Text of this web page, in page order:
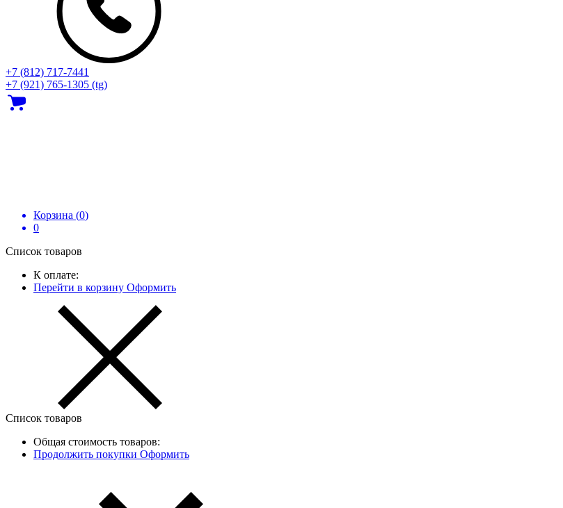
+7 (812) 717‑7441
+7 (921) 765-1305 (tg)
Корзина (0)
0
Список товаров
К оплате:
Перейти в корзину Оформить
Список товаров
Общая стоимость товаров:
Продолжить покупки Оформить